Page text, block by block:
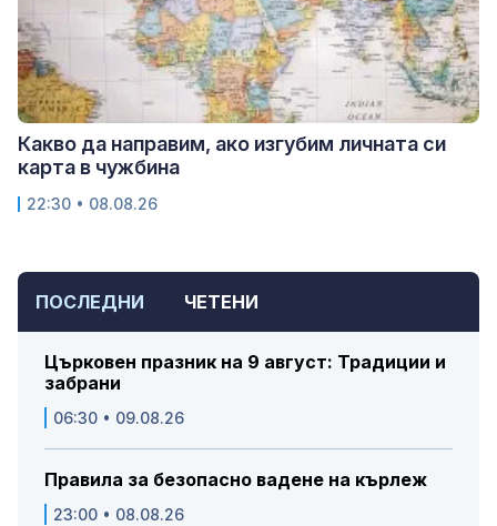
ПОСЛЕДНИ ЧЕТЕНИ
Църковен празник на 9 август: Традиции и
забрани
06:30 • 09.08.26
Правила за безопасно вадене на кърлеж
23:00 • 08.08.26
Какво да направим, ако изгубим личната си
карта в чужбина
22:30 • 08.08.26